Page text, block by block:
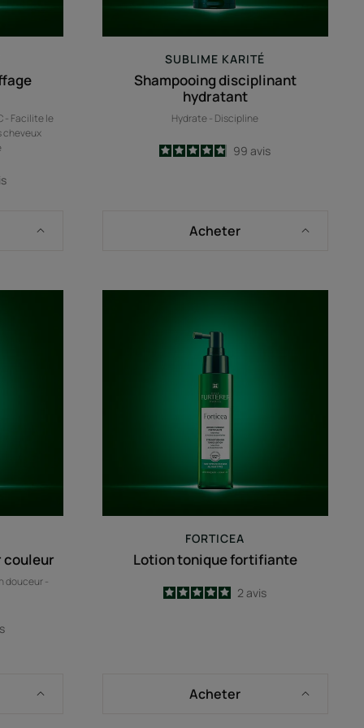
- Facilite le
cheveux
SUBLIME KARITÉ
Shampooing disciplinant
hydratant
Hydrate - Discipline
4.9
/
5
99avis
Acheter
couleur
douceur -
fortifiante
FORTICEA
Lotion tonique fortifiante
5
/
5
2avis
Acheter